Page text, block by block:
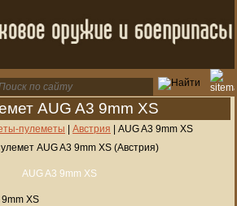
AUG A3 9mm XS
пулеметы | Австрия | AUG A3 9mm XS
AUG A3 9mm XS (Австрия)
XS